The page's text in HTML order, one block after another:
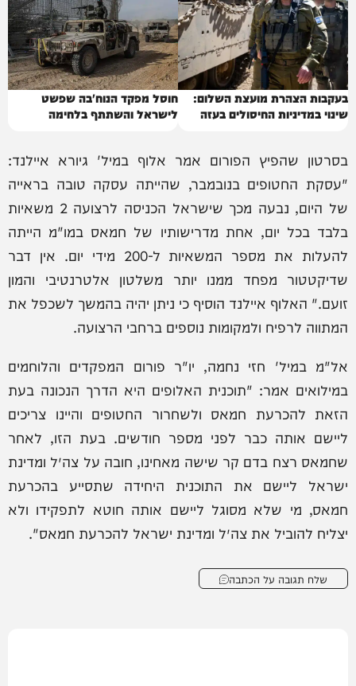
בעקבות הצהרת מועצת השלום:
שינוי במדיניות החיסולים בעזה
חוסל מפקד הנוח'בה שפשט
לישראל והשתתף בלחימה
בסרטון שהפיץ הפורום אמר אלוף במיל' גיורא איילנד:
"עסקת החטופים בנובמבר, שהייתה עסקה טובה בראייה
של היום, נבעה מכך שישראל הכניסה לרצועה 2 משאיות
בלבד בכל יום, אחת מדרישותיו של חמאס במו"מ הייתה
להעלות את מספר המשאיות ל-200 מידי יום. אין דבר
שדיקטטור מפחד ממנו יותר משלטון אלטרנטיבי והמון
זועם." האלוף איילנד הוסיף כי ניתן יהיה בהמשך לשכפל את
המתווה לרפיח ולמקומות נוספים ברחבי הרצועה.
אל"מ במיל' חזי נחמה, יו"ר פורום המפקדים והלוחמים
במילואים אמר: "תוכנית האלופים היא הדרך הנכונה בעת
הזאת להכרעת חמאס ולשחרור החטופים והיינו צריכים
ליישם אותה כבר לפני מספר חודשים. בעת הזו, לאחר
שחמאס רצח בדם קר שישה מאחינו, חובה על צה״ל ומדינת
ישראל ליישם את התוכנית היחידה שתסייע בהכרעת
חמאס, מי שלא מסוגל ליישם אותה חוטא לתפקידו ולא
יצליח להוביל את צה״ל ומדינת ישראל להכרעת חמאס".
שלח תגובה על הכתבה